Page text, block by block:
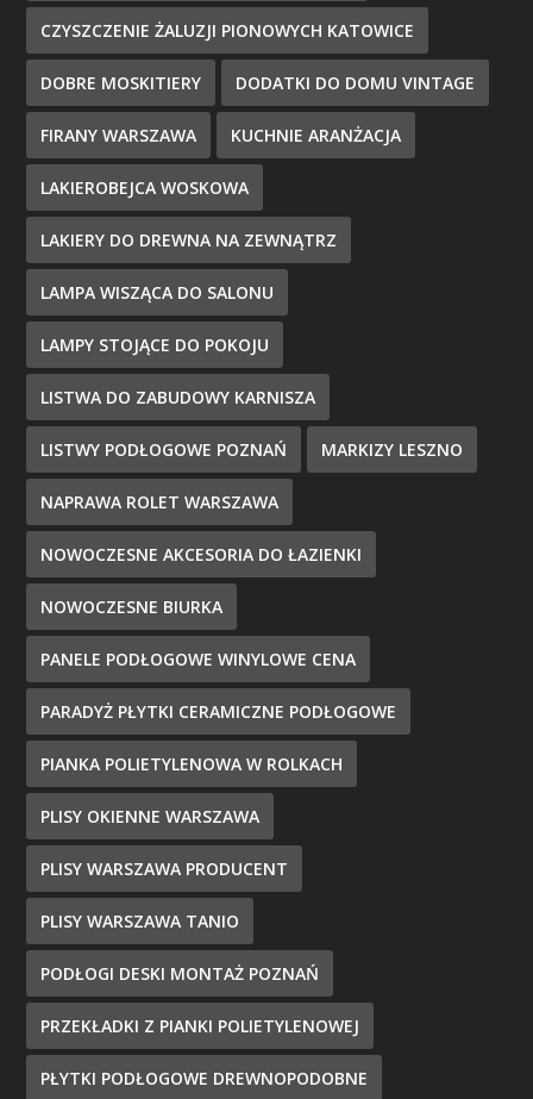
CZYSZCZENIE ŻALUZJI PIONOWYCH KATOWICE
DOBRE MOSKITIERY DODATKI DO DOMU VINTAGE
FIRANY WARSZAWA KUCHNIE ARANŻACJA
LAKIEROBEJCA WOSKOWA
LAKIERY DO DREWNA NA ZEWNĄTRZ
LAMPA WISZĄCA DO SALONU
LAMPY STOJĄCE DO POKOJU
LISTWA DO ZABUDOWY KARNISZA
LISTWY PODŁOGOWE POZNAŃ MARKIZY LESZNO
NAPRAWA ROLET WARSZAWA
NOWOCZESNE AKCESORIA DO ŁAZIENKI
NOWOCZESNE BIURKA
PANELE PODŁOGOWE WINYLOWE CENA
PARADYŻ PŁYTKI CERAMICZNE PODŁOGOWE
PIANKA POLIETYLENOWA W ROLKACH
PLISY OKIENNE WARSZAWA
PLISY WARSZAWA PRODUCENT
PLISY WARSZAWA TANIO
PODŁOGI DESKI MONTAŻ POZNAŃ
PRZEKŁADKI Z PIANKI POLIETYLENOWEJ
PŁYTKI PODŁOGOWE DREWNOPODOBNE